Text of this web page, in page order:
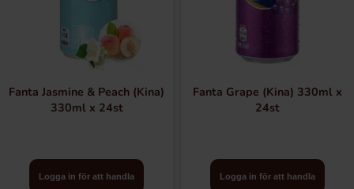
Fanta Jasmine & Peach (Kina)
330ml x 24st
Logga in för att handla
Fanta Grape (Kina) 330ml x
24st
Logga in för att handla